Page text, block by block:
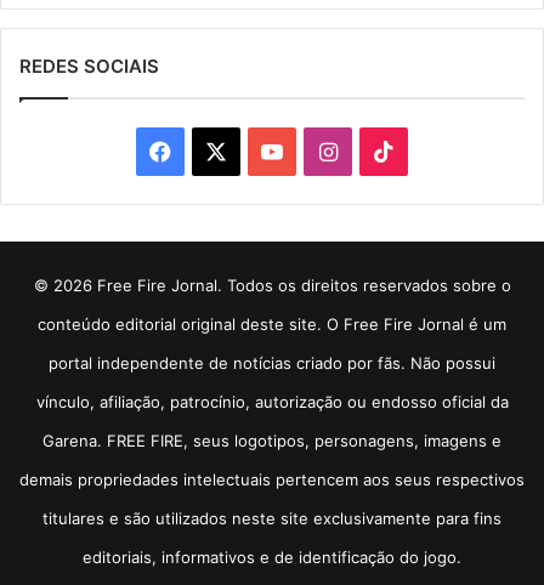
REDES SOCIAIS
Facebook YouTubeInstagram
© 2026 Free Fire Jornal. Todos os direitos reservados sobre o
conteúdo editorial original deste site. O Free Fire Jornal é um
portal independente de notícias criado por fãs. Não possui
vínculo, afiliação, patrocínio, autorização ou endosso oficial da
Garena. FREE FIRE, seus logotipos, personagens, imagens e
demais propriedades intelectuais pertencem aos seus respectivos
titulares e são utilizados neste site exclusivamente para fins
editoriais, informativos e de identificação do jogo.